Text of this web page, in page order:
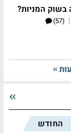
המניות?
|
(57)
החודש